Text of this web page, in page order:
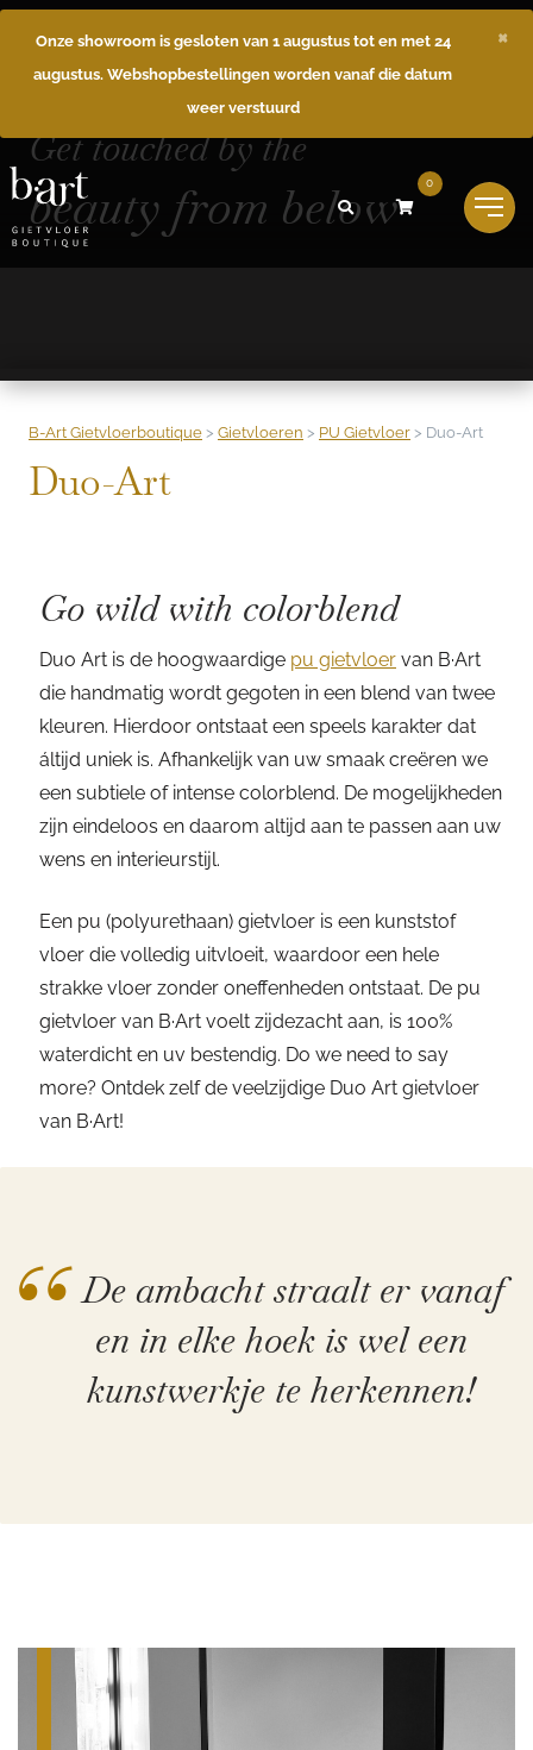
Onze showroom is gesloten van 1 augustus tot en met 24
augustus. Webshopbestellingen worden vanaf die datum
weer verstuurd
×
0
Get touched by the
beauty from below
B-Art Gietvloerboutique > Gietvloeren > PU Gietvloer > Duo-Art
Duo-Art
Go wild with colorblend
Duo Art is de hoogwaardige pu gietvloer van B·Art
die handmatig wordt gegoten in een blend van twee
kleuren. Hierdoor ontstaat een speels karakter dat
áltijd uniek is. Afhankelijk van uw smaak creëren we
een subtiele of intense colorblend. De mogelijkheden
zijn eindeloos en daarom altijd aan te passen aan uw
wens en interieurstijl.
Een pu (polyurethaan) gietvloer is een kunststof
vloer die volledig uitvloeit, waardoor een hele
strakke vloer zonder oneffenheden ontstaat. De pu
gietvloer van B·Art voelt zijdezacht aan, is 100%
waterdicht en uv bestendig. Do we need to say
more? Ontdek zelf de veelzijdige Duo Art gietvloer
van B·Art!
De ambacht straalt er vanaf
en in elke hoek is wel een
kunstwerkje te herkennen!